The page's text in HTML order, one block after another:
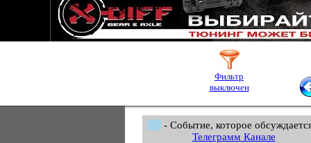
Фильтр
выключен
- Событие, которое
Телеграмм Канале